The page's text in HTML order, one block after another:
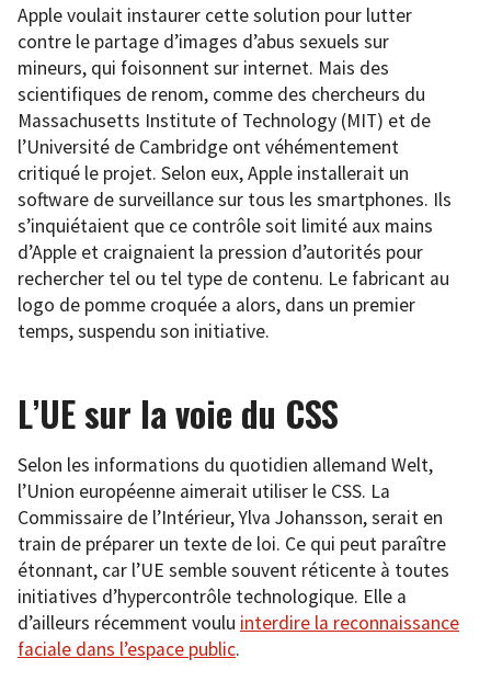
Apple voulait instaurer cette solution pour lutter
contre le partage d’images d’abus sexuels sur
mineurs, qui foisonnent sur internet. Mais des
scientifiques de renom, comme des chercheurs du
Massachusetts Institute of Technology (MIT) et de
l’Université de Cambridge ont véhémentement
critiqué le projet. Selon eux, Apple installerait un
software de surveillance sur tous les smartphones. Ils
s’inquiétaient que ce contrôle soit limité aux mains
d’Apple et craignaient la pression d’autorités pour
rechercher tel ou tel type de contenu. Le fabricant au
logo de pomme croquée a alors, dans un premier
temps, suspendu son initiative.
L’UE sur la voie du CSS
Selon les informations du quotidien allemand Welt,
l’Union européenne aimerait utiliser le CSS. La
Commissaire de l’Intérieur, Ylva Johansson, serait en
train de préparer un texte de loi. Ce qui peut paraître
étonnant, car l’UE semble souvent réticente à toutes
initiatives d’hypercontrôle technologique. Elle a
d’ailleurs récemment voulu interdire la reconnaissance
faciale dans l’espace public.